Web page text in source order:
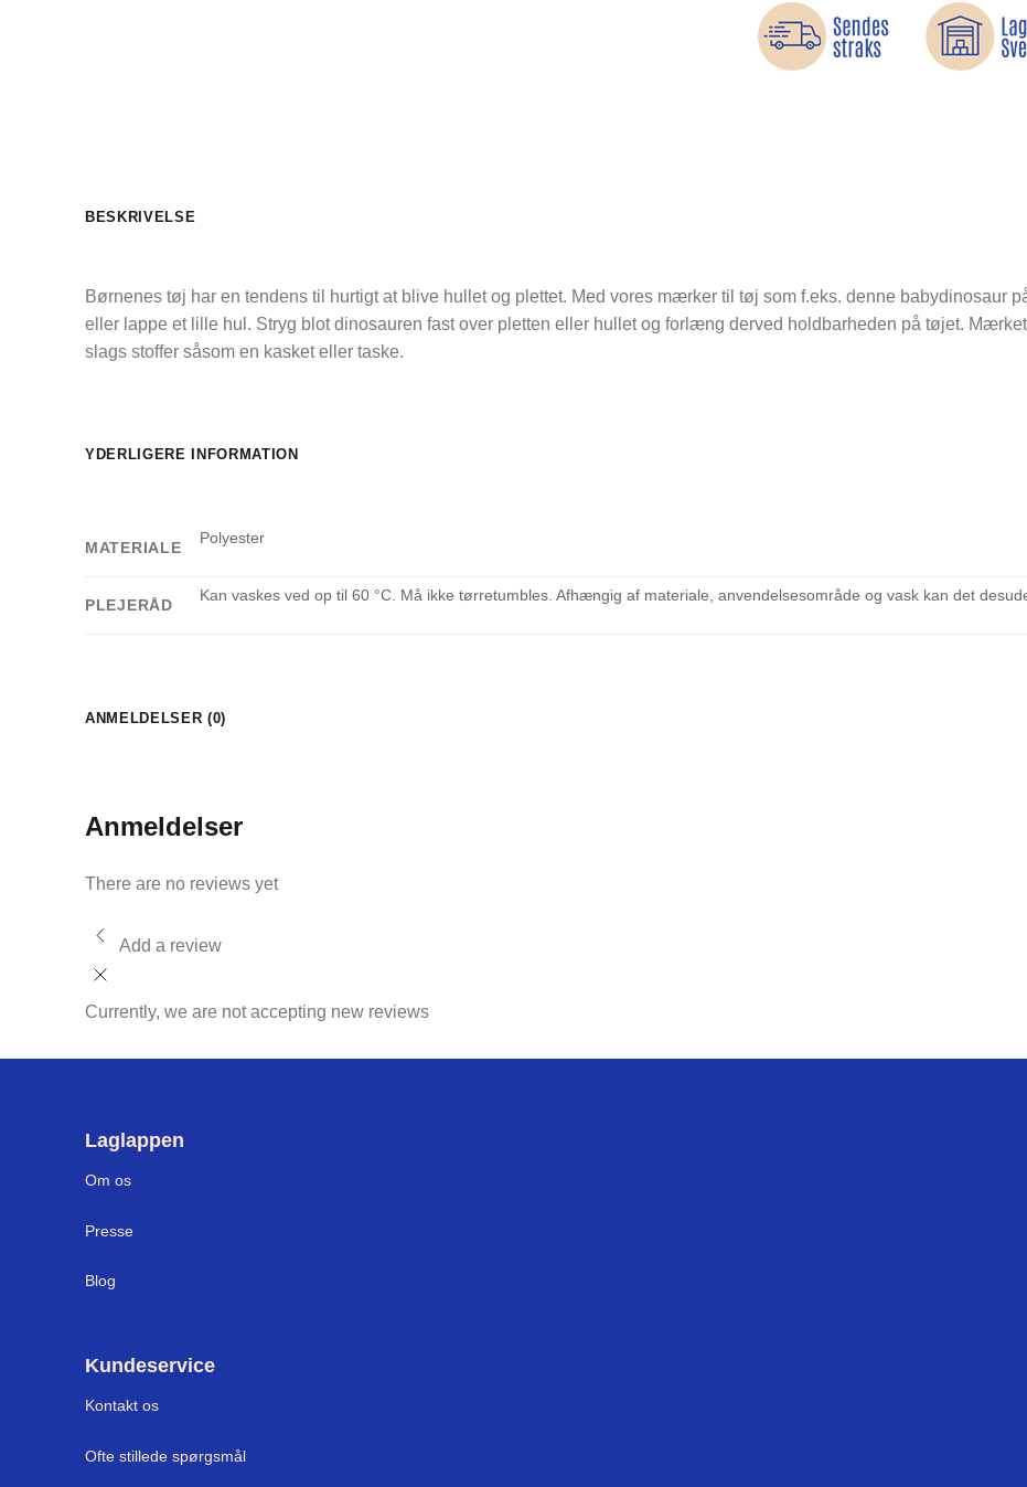
BESKRIVELSE
Børnenes tøj har en tendens til hurtigt at blive hullet og plettet. Med vores mærker til tøj som f.eks. denne babydinosaur
eller lappe et lille hul. Stryg blot dinosauren fast over pletten eller hullet og forlæng derved holdbarheden på tøjet.
slags stoffer såsom en kasket eller taske.
YDERLIGERE INFORMATION
MATERIALE
Polyester
PLEJERÅD
Kan vaskes ved op til 60 °C. Må ikke tørretumbles. Afhængig af materiale, anvendelsesområde og vask kan det
ANMELDELSER (0)
Anmeldelser
There are no reviews yet
Add a review
Currently, we are not accepting new reviews
Laglappen
Om os
Presse
Blog
Kundeservice
Kontakt os
Ofte stillede spørgsmål